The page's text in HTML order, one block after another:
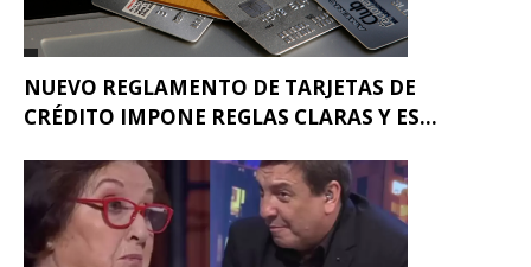
NUEVO REGLAMENTO DE TARJETAS DE
CRÉDITO IMPONE REGLAS CLARAS Y ES...